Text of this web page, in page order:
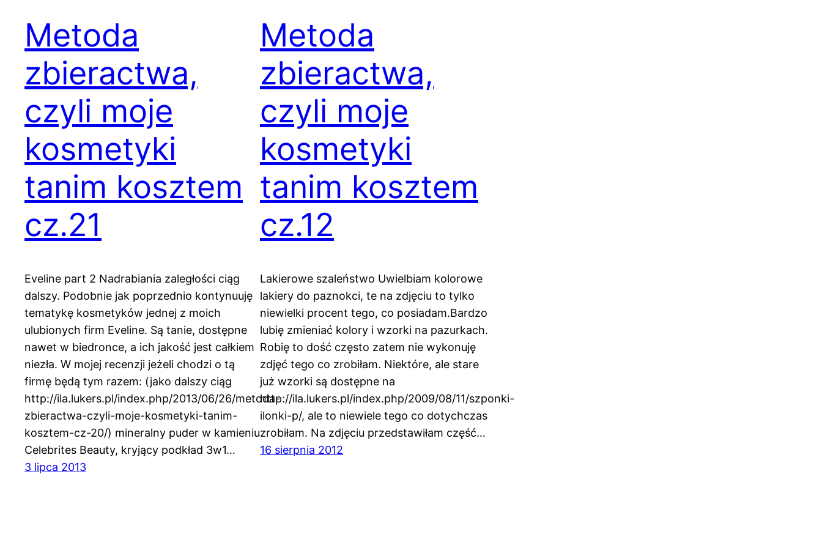
Metoda
zbieractwa,
czyli moje
kosmetyki
tanim kosztem
cz.21
Eveline part 2 Nadrabiania zaległości ciąg
dalszy. Podobnie jak poprzednio kontynuuję
tematykę kosmetyków jednej z moich
ulubionych firm Eveline. Są tanie, dostępne
nawet w biedronce, a ich jakość jest całkiem
niezła. W mojej recenzji jeżeli chodzi o tą
firmę będą tym razem: (jako dalszy ciąg
http://ila.lukers.pl/index.php/2013/06/26/metoda-
zbieractwa-czyli-moje-kosmetyki-tanim-
kosztem-cz-20/) mineralny puder w kamieniu
Celebrites Beauty, kryjący podkład 3w1…
3 lipca 2013
Metoda
zbieractwa,
czyli moje
kosmetyki
tanim kosztem
cz.12
Lakierowe szaleństwo Uwielbiam kolorowe
lakiery do paznokci, te na zdjęciu to tylko
niewielki procent tego, co posiadam.Bardzo
lubię zmieniać kolory i wzorki na pazurkach.
Robię to dość często zatem nie wykonuję
zdjęć tego co zrobiłam. Niektóre, ale stare
już wzorki są dostępne na
http://ila.lukers.pl/index.php/2009/08/11/szponki-
ilonki-p/, ale to niewiele tego co dotychczas
zrobiłam. Na zdjęciu przedstawiłam część…
16 sierpnia 2012